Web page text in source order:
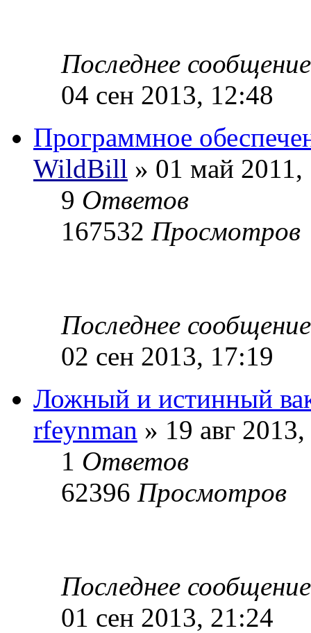
Последнее
04 сен 2013, 12:48
Программное
WildBill » 01 май 2011,
9 Ответов
167532 Просмотров
Последнее
02 сен 2013, 17:19
Ложный и истинный
rfeynman » 19 авг
1 Ответов
62396 Просмотров
Последнее
01 сен 2013, 21:24